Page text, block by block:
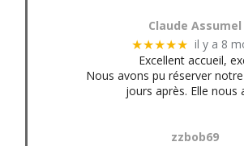
Claude Assumel
★★★★★ il y a 8
Excellent accueil,
Nous avons pu réserver
jours après. Elle nous
zzbob69